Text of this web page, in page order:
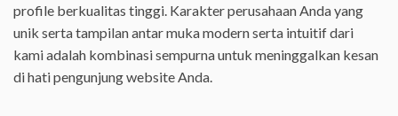
profile berkualitas tinggi. Karakter perusahaan Anda yang
unik serta tampilan antar muka modern serta intuitif dari
kami adalah kombinasi sempurna untuk meninggalkan kesan
di hati pengunjung website Anda.